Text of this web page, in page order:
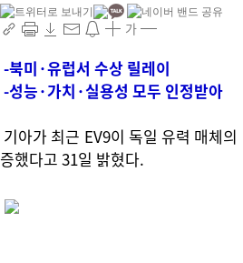
가
-북미·유럽서 수상 릴레이
-성능·가치·실용성 모두 인정받아
기아가 최근 EV9이 독일 유력 매체
증했다고 31일 밝혔다.